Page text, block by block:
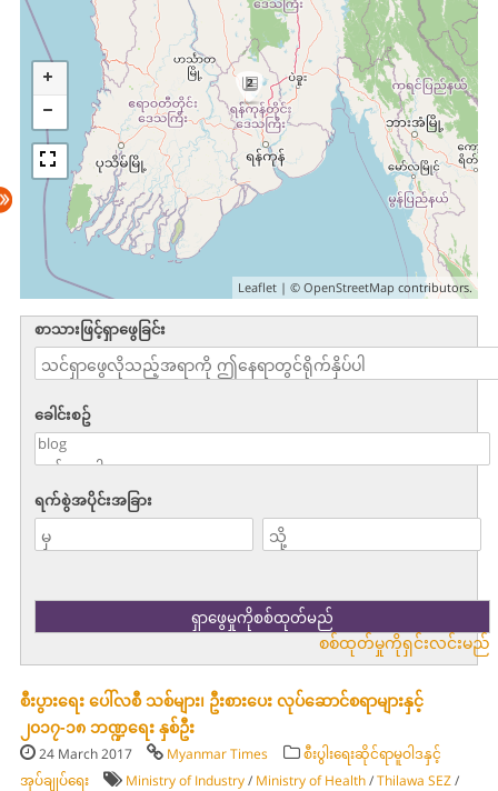
2
Leaflet | ©OpenStreetMap contributors.
စာသားဖြင့်ရှာဖွေခြင်း
ခေါင်းစဥ်
ရက်စွဲအပိုင်းအခြား
စစ်ထုတ်မှုကိုရှင်းလင်းမည်
စီးပွားရေး ပေါ်လစီ သစ်များ၊ ဦးစားပေး လုပ်ဆောင်စရာများနှင့်
၂၀၁၇-၁၈ ဘဏ္ဍရေး နှစ်ဦး
24 March 2017 Myanmar Times
စီးပွါးရေးဆိုင်ရာမူဝါဒနှင့်
အုပ်ချုပ်ရေး
Ministry of Industry/ Ministry of Health/Thilawa SEZ/